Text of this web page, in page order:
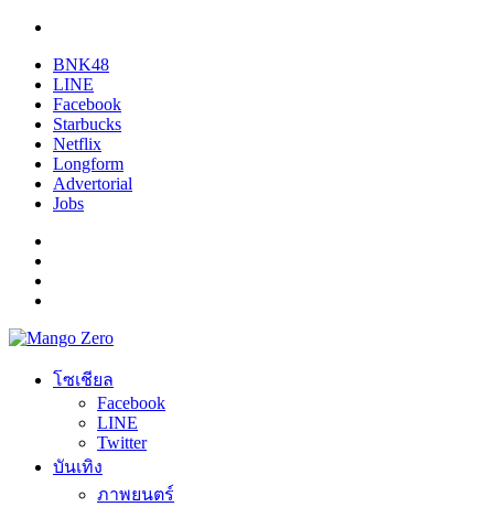
BNK48
LINE
Facebook
Starbucks
Netflix
Longform
Advertorial
Jobs
โซเชียล
Facebook
LINE
Twitter
บันเทิง
ภาพยนตร์